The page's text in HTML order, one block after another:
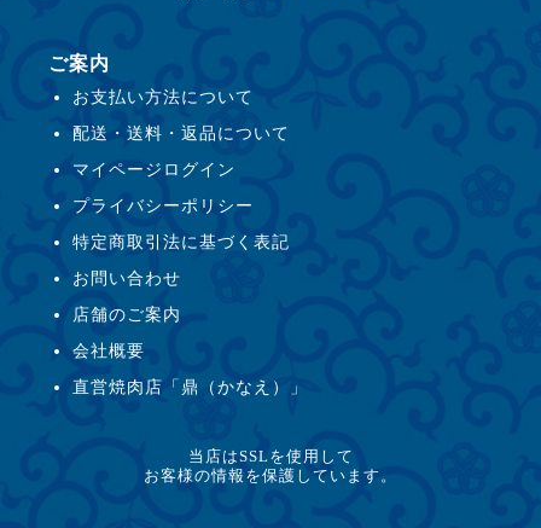
ご案内
お支払い方法について
配送・送料・返品について
マイページログイン
プライバシーポリシー
特定商取引法に基づく表記
お問い合わせ
店舗のご案内
会社概要
直営焼肉店「鼎（かなえ）」
当店はSSLを使用して
お客様の情報を保護しています。